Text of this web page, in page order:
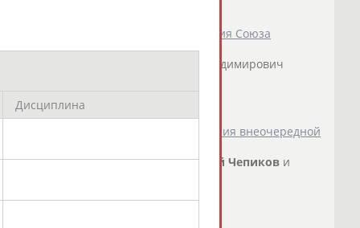
в президенты и члены Правления Союза
Владимирович
России определило порядок проведения внеочередной
Драчев, вице-президентыСергей Чепиков и
заседании...
СТАДИОН
Дисциплина